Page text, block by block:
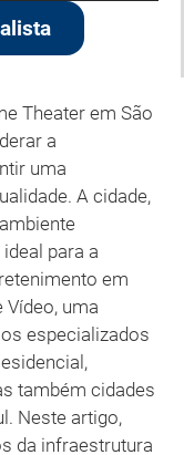
Theater em São
a
uma
A cidade,
para a
em
Vídeo, uma
especializados
também cidades
Neste artigo,
da infraestrutura